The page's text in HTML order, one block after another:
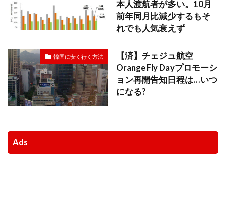
本人渡航者が多い。10月
前年同月比減少するもそ
れでも人気衰えず
韓国に安く行く方法
【済】チェジュ航空
Orange Fly Dayプロモーシ
ョン再開告知日程は…いつ
になる?
Ads